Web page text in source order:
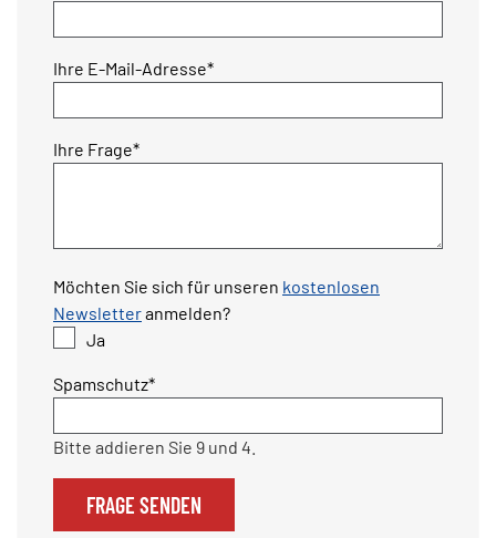
Pflichtfeld
Ihre E-Mail-Adresse*
Pflichtfeld
Ihre Frage*
Möchten Sie sich für unseren kostenlosen
Newsletteranmelden?
Ja
Pflichtfeld
Spamschutz*
Bitte addieren Sie 9 und 4.
FRAGE SENDEN